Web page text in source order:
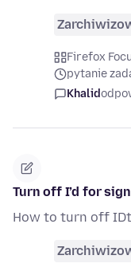
Firefox
pytanie
Khalid
Turn off I’d for
How to turn off